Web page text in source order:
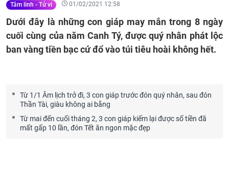
Tâm linh - Tử vi 01/02/2021 12:58
Dưới đây là những con giáp may mắn trong 8 ngày
cuối cùng của năm Canh Tý, được quý nhân phát lộc
ban vàng tiền bạc cứ đổ vào túi tiêu hoài không hết.
Từ 1/1 Âm lịch trở đi, 3 con giáp trước đón quý nhân, sau đón
Thần Tài, giàu không ai bằng
Từ mai đến cuối tháng 2, 3 con giáp kiếm lại được số tiền đã
mất gấp 10 lần, đón Tết ăn ngon mặc đẹp